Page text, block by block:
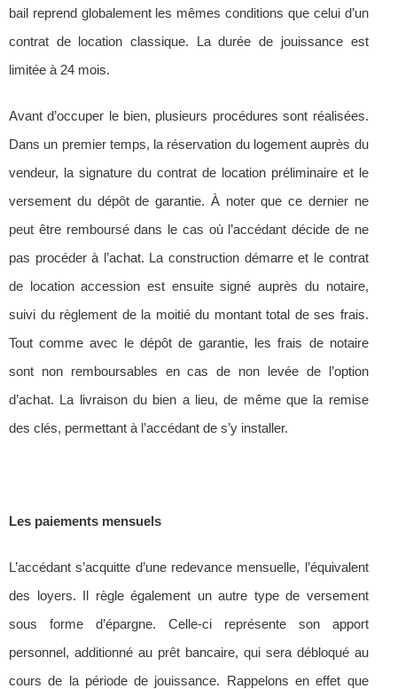
bail reprend globalement les mêmes conditions que celui d’un
contrat de location classique. La durée de jouissance est
limitée à 24 mois.
Avant d’occuper le bien, plusieurs procédures sont réalisées.
Dans un premier temps, la réservation du logement auprès du
vendeur, la signature du contrat de location préliminaire et le
versement du dépôt de garantie. À noter que ce dernier ne
peut être remboursé dans le cas où l’accédant décide de ne
pas procéder à l’achat. La construction démarre et le contrat
de location accession est ensuite signé auprès du notaire,
suivi du règlement de la moitié du montant total de ses frais.
Tout comme avec le dépôt de garantie, les frais de notaire
sont non remboursables en cas de non levée de l’option
d’achat. La livraison du bien a lieu, de même que la remise
des clés, permettant à l’accédant de s’y installer.
Les paiements mensuels
L’accédant s’acquitte d’une redevance mensuelle, l’équivalent
des loyers. Il règle également un autre type de versement
sous forme d’épargne. Celle-ci représente son apport
personnel, additionné au prêt bancaire, qui sera débloqué au
cours de la période de jouissance. Rappelons en effet que